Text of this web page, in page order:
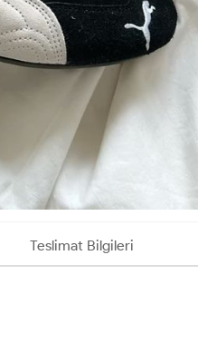
Teslimat Bilgileri